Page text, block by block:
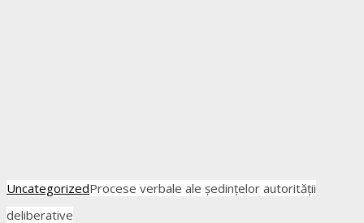
UncategorizedProcese verbale ale ședințelor autorității
deliberative